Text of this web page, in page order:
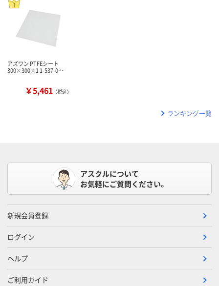
アズワン PTFEシート
300×300×1 1-537-0…
￥5,461 （税込）
ランキング一覧
アスクルについて
お気軽にご質問ください。
新規会員登録
ログイン
ヘルプ
ご利用ガイド